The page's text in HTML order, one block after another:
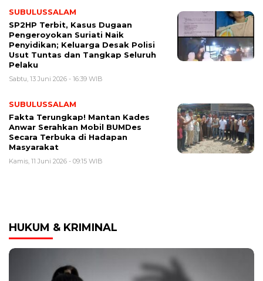
SUBULUSSALAM
SP2HP Terbit, Kasus Dugaan
Pengeroyokan Suriati Naik
Penyidikan; Keluarga Desak Polisi
Usut Tuntas dan Tangkap Seluruh
Pelaku
Sabtu, 13 Juni 2026 - 16:39 WIB
SUBULUSSALAM
Fakta Terungkap! Mantan Kades
Anwar Serahkan Mobil BUMDes
Secara Terbuka di Hadapan
Masyarakat
Kamis, 11 Juni 2026 - 09:15 WIB
HUKUM & KRIMINAL